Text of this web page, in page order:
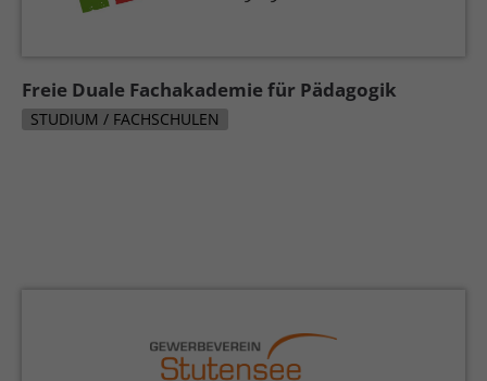
Freie Duale Fachakademie für Pädagogik
STUDIUM / FACHSCHULEN